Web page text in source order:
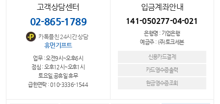
고객상담센터
02-865-1789
카톡플친 24시간 상담
휴먼기프트
업무 : 오전9시~오후6시
점심 : 오후12시~오후1시
토요일,공휴일 휴무
급한연락 : 010-3336-1544
입금계좌안내
141-050277-04-021
은행명 : 기업은행
예금주 : (주)토크세븐
신용카드결제
카드영수증출력
현금영수증조회